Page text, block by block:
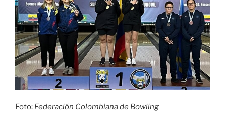
Foto: Federación Colombiana de Bowling